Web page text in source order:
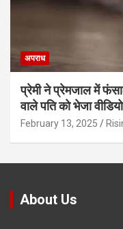
अपराध
प्रेमी ने प्रेमजाल में
वाले पत‍ि को भेजा
February 13, 2025
About Us